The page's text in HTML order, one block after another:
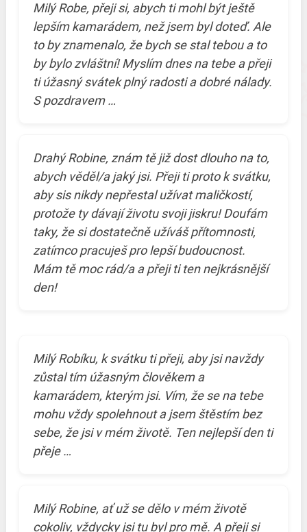
Milý Robe, přeji si, abych ti mohl být ještě
lepším kamarádem, než jsem byl doteď. Ale
to by znamenalo, že bych se stal tebou a to
by bylo zvláštní! Myslím dnes na tebe a přeji
ti úžasný svátek plný radosti a dobré nálady.
S pozdravem …
Drahý Robine, znám tě již dost dlouho na to,
abych věděl/a jaký jsi. Přeji ti proto k svátku,
aby sis nikdy nepřestal užívat maličkostí,
protože ty dávají životu svoji jiskru! Doufám
taky, že si dostatečně užíváš přítomnosti,
zatímco pracuješ pro lepší budoucnost.
Mám tě moc rád/a a přeji ti ten nejkrásnější
den!
Milý Robíku, k svátku ti přeji, aby jsi navždy
zůstal tím úžasným člověkem a
kamarádem, kterým jsi. Vím, že se na tebe
mohu vždy spolehnout a jsem štěstím bez
sebe, že jsi v mém životě. Ten nejlepší den ti
přeje …
Milý Robine, ať už se dělo v mém životě
cokoliv, vždycky jsi tu byl pro mě. A přeji si